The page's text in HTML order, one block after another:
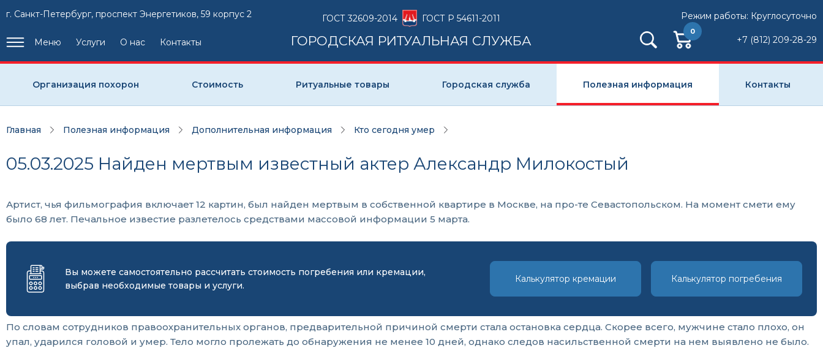
г. Санкт-Петербург, проспект Энергетиков, 59 корпус 2
Меню Услуги О нас Контакты
ГОСТ 32609-2014 ГОСТ Р 54611-2011
ГОРОДСКАЯ РИТУАЛЬНАЯ СЛУЖБА
Режим работы: Круглосуточно
0
+7 (812) 209-28-29
Организация похорон Стоимость Ритуальные товары Городская служба Полезная информация Контакты
Главная Полезная информация Дополнительная информация Кто сегодня умер
05.03.2025 Найден мертвым известный актер Александр Милокостый
Артист, чья фильмография включает 12 картин, был найден мертвым в собственной квартире в Москве, на про-те Севастопольском. На момент смети ему
было 68 лет. Печальное известие разлетелось средствами массовой информации 5 марта.
Вы можете самостоятельно рассчитать стоимость погребения или кремации,
выбрав необходимые товары и услуги.
Калькулятор кремации Калькулятор погребения
По словам сотрудников правоохранительных органов, предварительной причиной смерти стала остановка сердца. Скорее всего, мужчине стало плохо, он
упал, ударился головой и умер. Тело могло пролежать до обнаружения не менее 10 дней, однако следов насильственной смерти на нем выявлено не было.